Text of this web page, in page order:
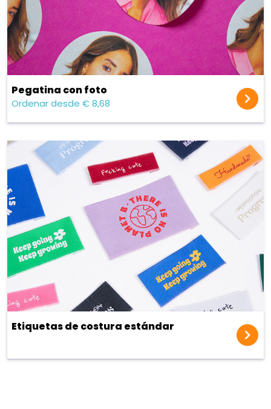
Pegatina con foto
Ordenar desde € 8,68
Etiquetas de costura estándar